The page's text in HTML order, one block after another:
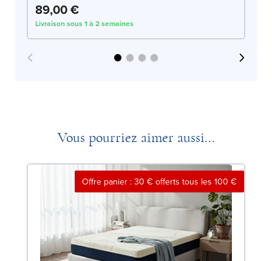
89,00 €
Livraison sous 1 à 2 semaines
Vous pourriez aimer aussi...
Offre panier : 30 € offerts tous les 100 €